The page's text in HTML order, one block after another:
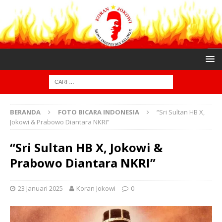
BERANDA FOTO BICARA INDONESIA
“Sri Sultan HB X,
Jokowi & Prabowo Diantara NKRI”
“Sri Sultan HB X, Jokowi &
Prabowo Diantara NKRI”
23 Januari 2025 Koran Jokowi 0